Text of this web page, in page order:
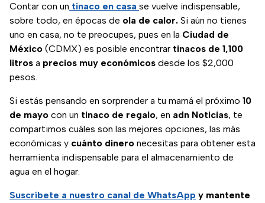
Contar con un tinaco en casa se vuelve indispensable,
sobre todo, en épocas de ola de calor. Si aún no tienes
uno en casa, no te preocupes, pues en la Ciudad de
México (CDMX) es posible encontrar tinacos de 1,100
litros a precios muy económicos desde los $2,000
pesos.
Si estás pensando en sorprender a tu mamá el próximo 10
de mayo con un tinaco de regalo, en adn Noticias, te
compartimos cuáles son las mejores opciones, las más
económicas y cuánto dinero necesitas para obtener esta
herramienta indispensable para el almacenamiento de
agua en el hogar.
Suscríbete a nuestro canal de WhatsApp y mantente